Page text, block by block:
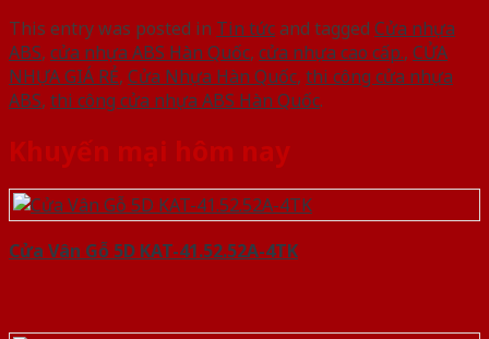
This entry was posted in Tin tứcand tagged Cửa nhựa
ABS, cửa nhựa ABS Hàn Quốc, cửa nhựa cao cấp., CỬA
NHỰA GIÁ RẺ, Cửa Nhựa Hàn Quốc, thi công cửa nhựa
ABS, thi công cửa nhựa ABS Hàn Quốc.
Khuyến mại hôm nay
Cửa Vân Gỗ 5D KAT-41.52.52A-4TK